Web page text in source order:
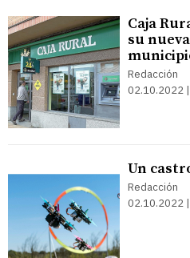
Caja
su
Redacción
02.10.2022
Un
Redacción
02.10.2022